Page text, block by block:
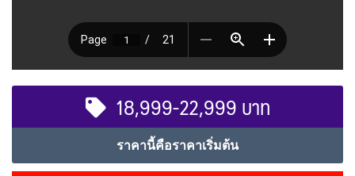
18,999-22,999 บาท
ราคานี้คือราคาเริ่มต้น